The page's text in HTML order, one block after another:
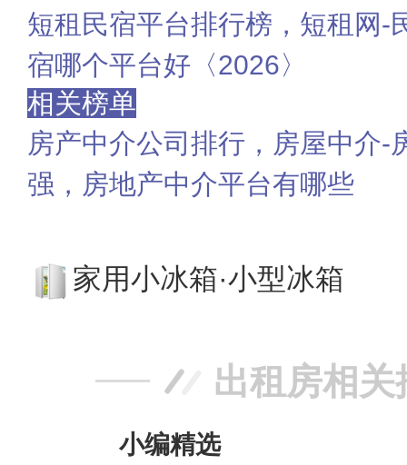
短租民宿平台排行榜，短租网-
宿哪个平台好〈2026〉
相关榜单
房产中介公司排行，房屋中介-
强，房地产中介平台有哪些
家用小冰箱·小型冰箱
出租房相关
小编精选